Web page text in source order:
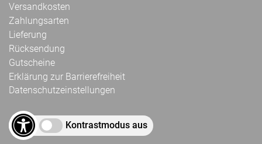
Versandkosten
Zahlungsarten
Lieferung
Rücksendung
Gutscheine
Erklärung zur Barrierefreiheit
Datenschutzeinstellungen
Kontrastmodus aus